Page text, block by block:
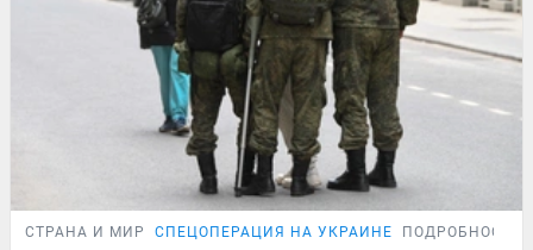
СТРАНА И МИР СПЕЦОПЕРАЦИЯ НА УКРАИНЕ ПОДРОБНОСТИ